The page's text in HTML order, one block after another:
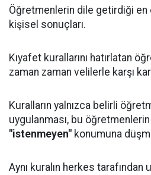
Öğretmenlerin dile getirdiği
kişisel sonuçları.
Kıyafet kurallarını hatırlatan
zaman zaman velilerle karşı
Kuralların yalnızca belirli
uygulanması, bu
"istenmeyen" konumuna
Aynı kuralın herkes tarafından